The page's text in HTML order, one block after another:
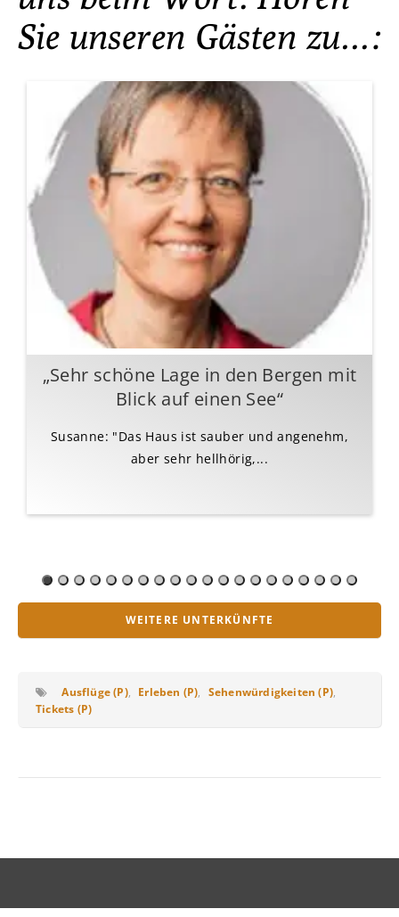
Sie unseren Gästen zu…:
„Sehr schöne Lage in den Bergen mit
Blick auf einen See“
Susanne: "Das Haus ist sauber und angenehm,
aber sehr hellhörig,...
WEITERE UNTERKÜNFTE
Ausflüge (P), Erleben (P), Sehenwürdigkeiten (P),
Tickets (P)